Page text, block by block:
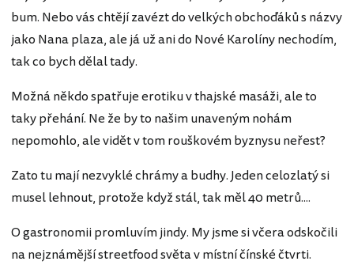
bum. Nebo vás chtějí zavézt do velkých obchoďáků s názvy
jako Nana plaza, ale já už ani do Nové Karolíny nechodím,
tak co bych dělal tady.
Možná někdo spatřuje erotiku v thajské masáži, ale to
taky přehání. Ne že by to našim unaveným nohám
nepomohlo, ale vidět v tom rouškovém byznysu neřest?
Zato tu mají nezvyklé chrámy a budhy. Jeden celozlatý si
musel lehnout, protože když stál, tak měl 40 metrů....
O gastronomii promluvím jindy. My jsme si včera odskočili
na nejznámější streetfood světa v místní čínské čtvrti.